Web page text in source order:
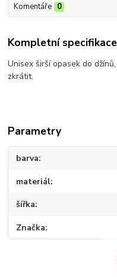
Komentáře 0
Kompletní specifikace
Unisex širší opasek do
zkrátit.
Parametry
barva
materiál
šířka
Značka